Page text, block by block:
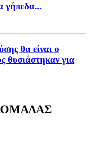
γήπεδα...
θα είναι ο
θυσιάστηκαν για